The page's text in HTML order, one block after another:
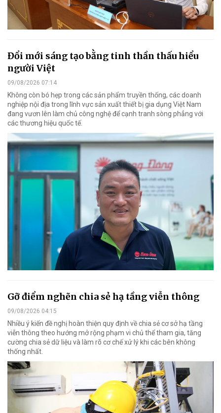
Đổi mới sáng tạo bằng tinh thần thấu hiểu
người Việt
09/08/2026 07:14
Không còn bó hẹp trong các sản phẩm truyền thống, các doanh
nghiệp nội địa trong lĩnh vực sản xuất thiết bị gia dụng Việt Nam
đang vươn lên làm chủ công nghệ để cạnh tranh sòng phẳng với
các thương hiệu quốc tế.
Gỡ điểm nghẽn chia sẻ hạ tầng viễn thông
09/08/2026 04:15
Nhiều ý kiến đề nghị hoàn thiện quy định về chia sẻ cơ sở hạ tầng
viễn thông theo hướng mở rộng phạm vi chủ thể tham gia, tăng
cường chia sẻ dữ liệu và làm rõ cơ chế xử lý khi các bên không
thống nhất.